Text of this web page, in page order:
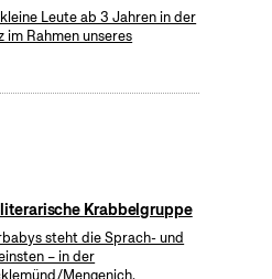
Leute ab 3 Jahren in der
Rahmen unseres
Krabbelgruppe
steht die Sprach- und
– in der